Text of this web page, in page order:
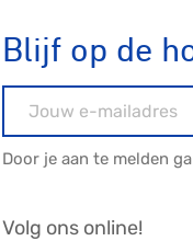
Blijf op de
Door je aan te melden
Volg ons online!